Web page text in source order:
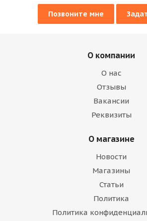
Позвоните мне
О компании
О нас
Отзывы
Вакансии
Реквизиты
О магазине
Новости
Магазины
Статьи
Политика
Политика